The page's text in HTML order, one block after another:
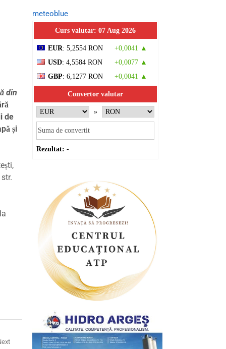
din
de
și
meteoblue
Curs valutar: 07 Aug 2026
EUR: 5,2554 RON
+0,0041 ▲
USD: 4,5584 RON
+0,0077 ▲
GBP: 6,1277 RON +0,0041 ▲
Convertor valutar
»
Rezultat: -